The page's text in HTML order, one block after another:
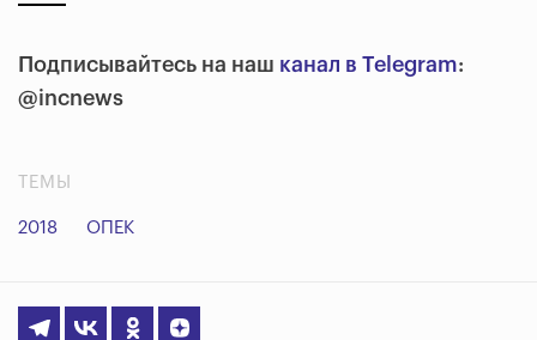
Подписывайтесь на наш канал в Telegram:
@incnews
ТЕМЫ
2018 ОПЕК